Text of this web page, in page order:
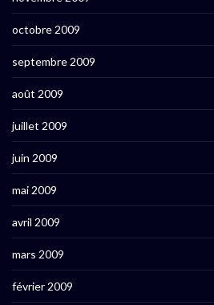
octobre 2009
septembre 2009
août 2009
juillet 2009
juin 2009
mai 2009
avril 2009
mars 2009
février 2009